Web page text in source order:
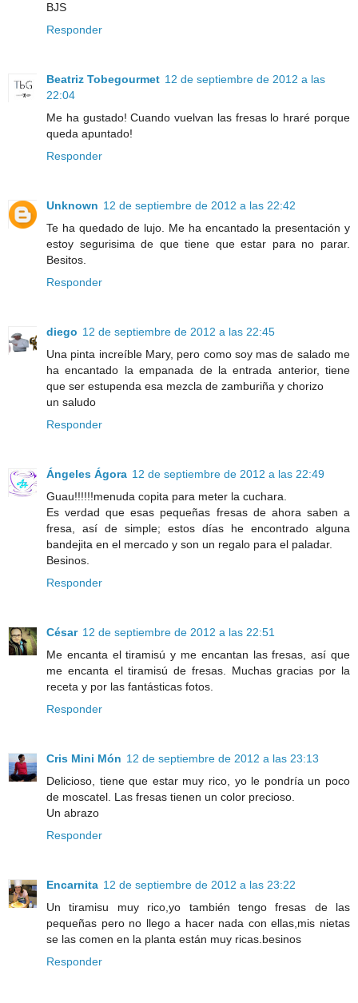
BJS
Responder
Beatriz Tobegourmet 12 de septiembre de 2012 a las
22:04
Me ha gustado! Cuando vuelvan las fresas lo hraré porque
queda apuntado!
Responder
Unknown 12 de septiembre de 2012 a las 22:42
Te ha quedado de lujo. Me ha encantado la presentación y
estoy segurisima de que tiene que estar para no parar.
Besitos.
Responder
diego 12 de septiembre de 2012 a las 22:45
Una pinta increíble Mary, pero como soy mas de salado me
ha encantado la empanada de la entrada anterior, tiene
que ser estupenda esa mezcla de zamburiña y chorizo
un saludo
Responder
Ángeles Ágora 12 de septiembre de 2012 a las 22:49
Guau!!!!!!menuda copita para meter la cuchara.
Es verdad que esas pequeñas fresas de ahora saben a
fresa, así de simple; estos días he encontrado alguna
bandejita en el mercado y son un regalo para el paladar.
Besinos.
Responder
César 12 de septiembre de 2012 a las 22:51
Me encanta el tiramisú y me encantan las fresas, así que
me encanta el tiramisú de fresas. Muchas gracias por la
receta y por las fantásticas fotos.
Responder
Cris Mini Món 12 de septiembre de 2012 a las 23:13
Delicioso, tiene que estar muy rico, yo le pondría un poco
de moscatel. Las fresas tienen un color precioso.
Un abrazo
Responder
Encarnita 12 de septiembre de 2012 a las 23:22
Un tiramisu muy rico,yo también tengo fresas de las
pequeñas pero no llego a hacer nada con ellas,mis nietas
se las comen en la planta están muy ricas.besinos
Responder